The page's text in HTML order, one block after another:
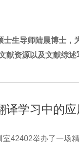
生导师陆晨博士，
献资源以及文献综
译学习中的应
42402举办了一场